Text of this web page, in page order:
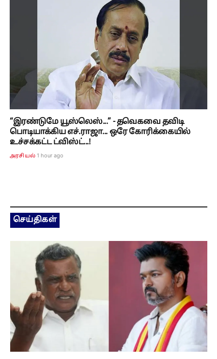
“இரண்டுமே யூஸ்லெஸ்...” - தவெகவை தவிடி
பொடியாக்கிய எச்.ராஜா... ஒரே கோரிக்கையில்
உச்சக்கட்ட ட்விஸ்ட்...!
அரசியல் 1 hour ago
செய்திகள்